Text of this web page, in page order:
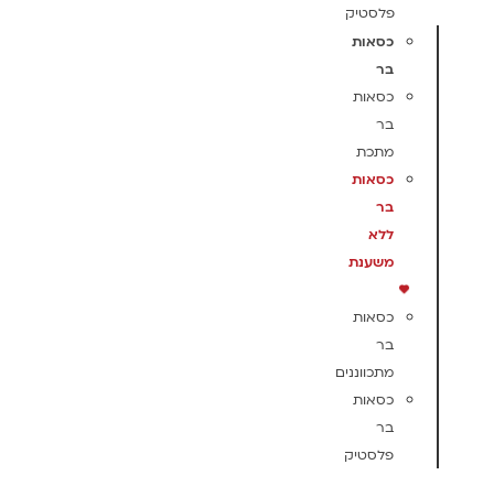
פלסטיק
כסאות
בר
כסאות
בר
מתכת
כסאות
בר
ללא
משענת
כסאות
בר
מתכווננים
כסאות
בר
פלסטיק